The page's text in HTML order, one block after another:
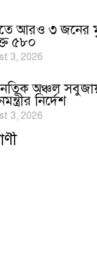
আরও ৩ জনের
৫৮০
3, 2026
অঞ্চল
নির্দেশ
3, 2026